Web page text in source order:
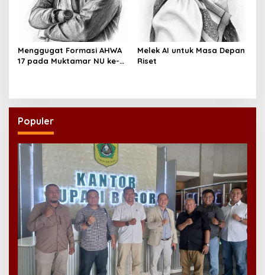
Menggugat Formasi AHWA
17 pada Muktamar NU ke-
Melek AI untuk Masa Depan
Riset
Populer